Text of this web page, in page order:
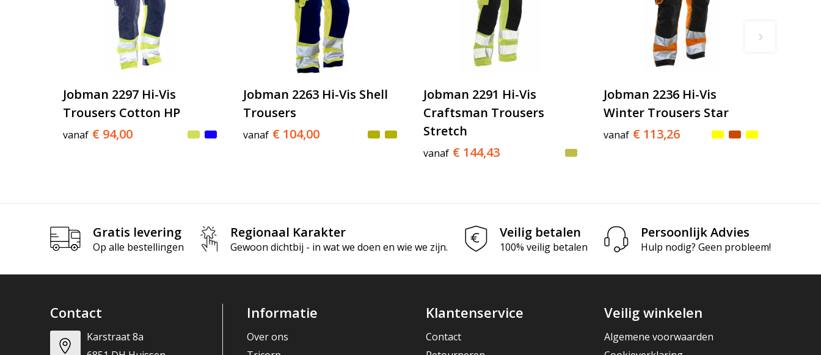
Jobman 2297 Hi-Vis
Trousers Cotton HP
vanaf € 94,00
Jobman 2263 Hi-Vis Shell
Trousers
vanaf € 104,00
Jobman 2291 Hi-Vis
Craftsman Trousers
Stretch
vanaf € 144,43
Jobman 2236 Hi-Vis
Winter Trousers Star
vanaf € 113,26
Gratis levering
Op alle bestellingen
Regionaal Karakter
Gewoon dichtbij - in wat we doen en wie we zijn.
Veilig betalen
100% veilig betalen
Persoonlijk Advies
Hulp nodig? Geen probleem!
Contact
Karstraat 8a
Informatie
Over ons
Klantenservice
Contact
Veilig winkelen
Algemene voorwaarden